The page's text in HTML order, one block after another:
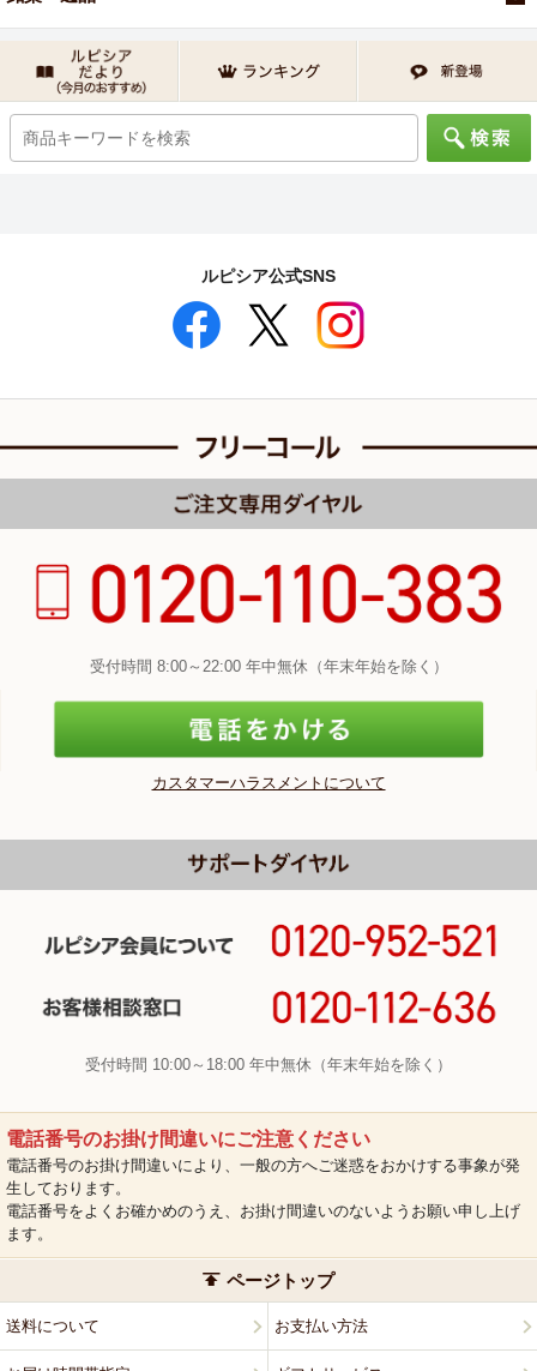
ルピシア公式SNS
受付時間 8:00～22:00 年中無休（年末年始を除く）
カスタマーハラスメントについて
受付時間 10:00～18:00 年中無休（年末年始を除く）
電話番号のお掛け間違いにご注意ください
電話番号のお掛け間違いにより、一般の方へご迷惑をおかけする事象が発
生しております。
電話番号をよくお確かめのうえ、お掛け間違いのないようお願い申し上げ
ます。
ページトップ
送料について お支払い方法